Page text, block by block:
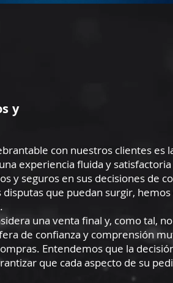
y
con nuestros clientes es
experiencia fluida y
y seguros en sus decisiones de
que puedan surgir,
una venta final y, como tal,
de confianza y comprensión
Entendemos que la
que cada aspecto de su